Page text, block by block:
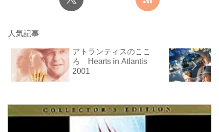
人気記事
アトランティスのここ
ろ Hearts in Atlantis
2001